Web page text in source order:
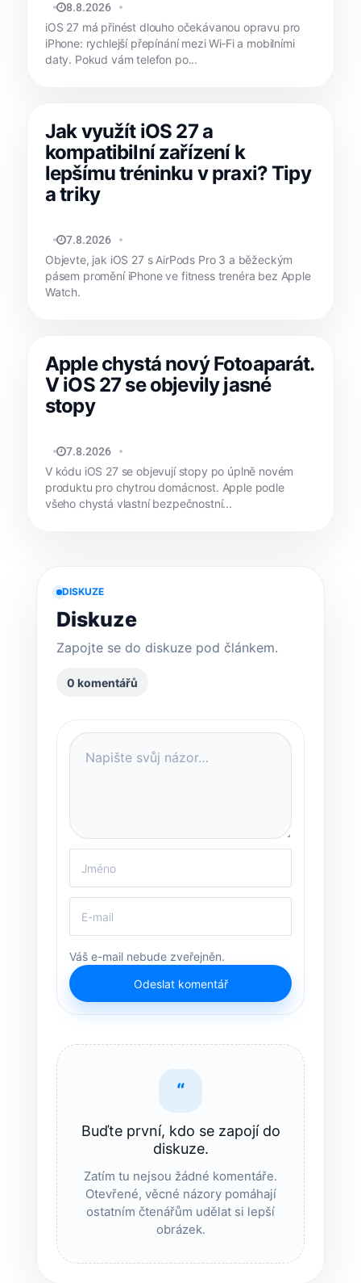
JAN HOLEŠ
8.8.2026
iOS 27 má přinést dlouho očekávanou opravu pro
iPhone: rychlejší přepínání mezi Wi‑Fi a mobilními
daty. Pokud vám telefon po...
Jak využít iOS 27 a
kompatibilní zařízení k
lepšímu tréninku v praxi? Tipy
a triky
MATYÁŠ KOZÁK
7.8.2026
Objevte, jak iOS 27 s AirPods Pro 3 a běžeckým
pásem promění iPhone ve fitness trenéra bez Apple
Watch.
Apple chystá nový Fotoaparát.
V iOS 27 se objevily jasné
stopy
MATYÁŠ KOZÁK
7.8.2026
V kódu iOS 27 se objevují stopy po úplně novém
produktu pro chytrou domácnost. Apple podle
všeho chystá vlastní bezpečnostní...
DISKUZE
Diskuze
Zapojte se do diskuze pod článkem.
0 komentářů
Váš e-mail nebude zveřejněn.
Odeslat komentář
“
Buďte první, kdo se zapojí do
diskuze.
Zatím tu nejsou žádné komentáře.
Otevřené, věcné názory pomáhají
ostatním čtenářům udělat si lepší
obrázek.